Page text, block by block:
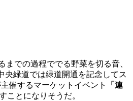
での過程ででる野菜を切る音、
央緑道では緑道開通を記念してス
催するマーケットイベント
「連
とになりそうだ。